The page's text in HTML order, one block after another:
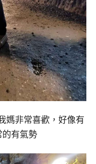
媽非常喜歡，好像有
的有氣勢